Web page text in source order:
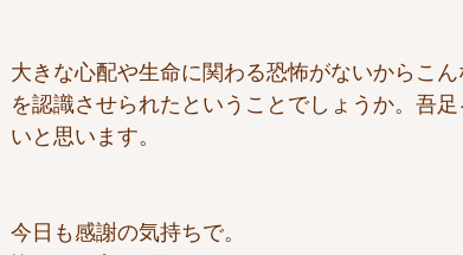
大きな心配や生命に関わる恐怖がないからこ
を認識させられたということでしょうか。吾
いと思います。
今日も感謝の気持ちで。